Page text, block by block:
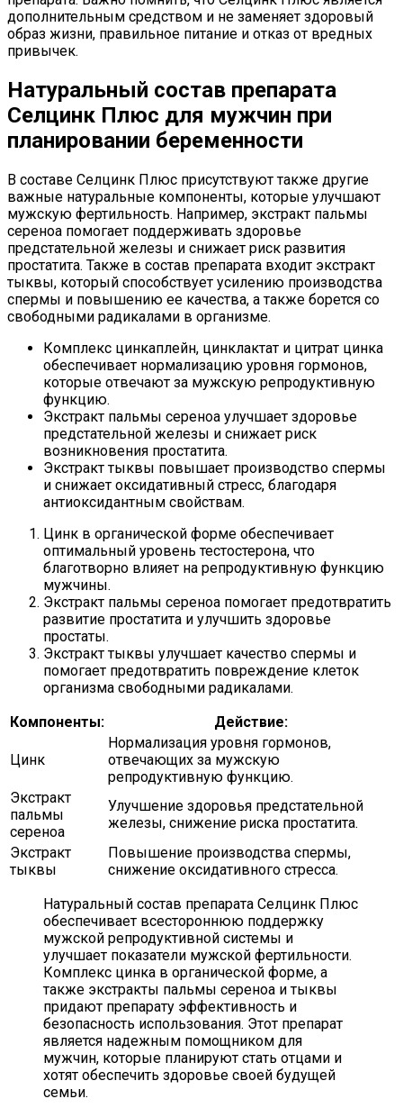
дополнительным средством и не заменяет здоровый
образ жизни, правильное питание и отказ от вредных
привычек.
Натуральный состав препарата
Селцинк Плюс для мужчин при
планировании беременности
В составе Селцинк Плюс присутствуют также другие
важные натуральные компоненты, которые улучшают
мужскую фертильность. Например, экстракт пальмы
сереноа помогает поддерживать здоровье
предстательной железы и снижает риск развития
простатита. Также в состав препарата входит экстракт
тыквы, который способствует усилению производства
спермы и повышению ее качества, а также борется со
свободными радикалами в организме.
Комплекс цинкаплейн, цинклактат и цитрат цинка
обеспечивает нормализацию уровня гормонов,
которые отвечают за мужскую репродуктивную
функцию.
Экстракт пальмы сереноа улучшает здоровье
предстательной железы и снижает риск
возникновения простатита.
Экстракт тыквы повышает производство спермы
и снижает оксидативный стресс, благодаря
антиоксидантным свойствам.
Цинк в органической форме обеспечивает
оптимальный уровень тестостерона, что
благотворно влияет на репродуктивную функцию
мужчины.
Экстракт пальмы сереноа помогает предотвратить
развитие простатита и улучшить здоровье
простаты.
Экстракт тыквы улучшает качество спермы и
помогает предотвратить повреждение клеток
организма свободными радикалами.
Компоненты:
Действие:
Цинк
Нормализация уровня гормонов,
отвечающих за мужскую
репродуктивную функцию.
Экстракт
пальмы
сереноа
Улучшение здоровья предстательной
железы, снижение риска простатита.
Экстракт
тыквы
Повышение производства спермы,
снижение оксидативного стресса.
Натуральный состав препарата Селцинк Плюс
обеспечивает всестороннюю поддержку
мужской репродуктивной системы и
улучшает показатели мужской фертильности.
Комплекс цинка в органической форме, а
также экстракты пальмы сереноа и тыквы
придают препарату эффективность и
безопасность использования. Этот препарат
является надежным помощником для
мужчин, которые планируют стать отцами и
хотят обеспечить здоровье своей будущей
семьи.